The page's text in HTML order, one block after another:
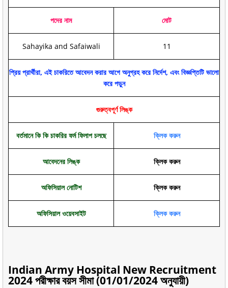
পদের নাম মোট
Sahayika and Safaiwali 11
প্রিয় প্রার্থীরা, এই চাকরিতে আবেদন করার আগে অনুগ্রহ করে নির্দেশ, এবং বিজ্ঞপ্তিটি ভালো
করে পড়ুন
গুরুত্বপূর্ণ লিঙ্ক
বর্তমানে কি কি চাকরির ফর্ম ফিলাপ চলছে ক্লিক করুন
আবেদনের লিঙ্ক ক্লিক করুন
অফিসিয়াল নোটিশ ক্লিক করুন
অফিসিয়াল ওয়েবসাইট ক্লিক করুন
Indian Army Hospital New Recruitment
2024 পরীক্ষার বয়স সীমা (01/01/2024 অনুযায়ী)